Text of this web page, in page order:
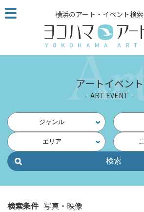
こ
の
ジ
読
他
ペ
の
横浜のアート・イベント検
アートイベント
ART EVENT
ジャンル
エリア
検索条件 写真・映像